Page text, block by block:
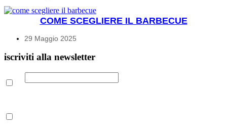
COME SCEGLIERE IL BARBECUE
29 Maggio 2025
iscriviti alla newsletter